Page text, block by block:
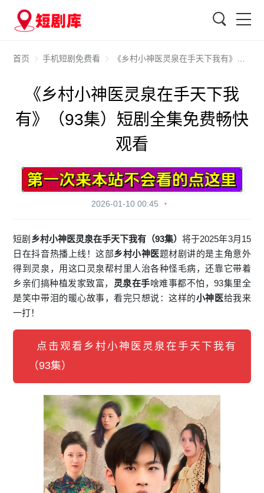
首页 手机短剧免费看 《乡村小神医灵泉在手天下我有》（93集）短剧全集免费畅快观看
《乡村小神医灵泉在手天下我
有》（93集）短剧全集免费畅快
观看
2026-01-10 00:45
短剧 乡村小神医灵泉在手天下我有（93集）将于2025年3月15
日在抖音热播上线！这部乡村小神医题材剧讲的是主角意外
得到灵泉，用这口灵泉帮村里人治各种怪毛病，还靠它带着
乡亲们搞种植发家致富， 灵泉在手啥难事都不怕，93集里全
是笑中带泪的暖心故事，看完只想说：这样的小神医给我来
一打！
点击观看乡村小神医灵泉在手天下我有
（93集）